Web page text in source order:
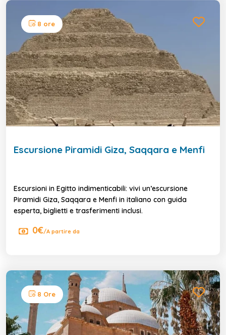
8 ore
Escursione Piramidi Giza, Saqqara e Menfi
Escursioni in Egitto indimenticabili: vivi un’escursione
Piramidi Giza, Saqqara e Menfi in italiano con guida
esperta, biglietti e trasferimenti inclusi.
0€/A partire da
8 Ore